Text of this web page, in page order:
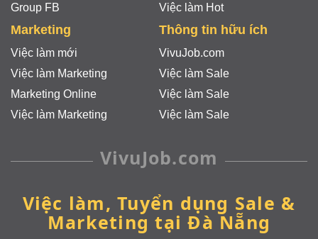
Group FB
Việc làm Hot
Marketing
Việc làm mới
Việc làm Marketing
Marketing Online
Việc làm Marketing
Thông tin hữu ích
VivuJob.com
Việc làm Sale
Việc làm Sale
Việc làm Sale
VivuJob.com
Việc làm, Tuyển dụng Sale &
Marketing tại Đà Nẵng